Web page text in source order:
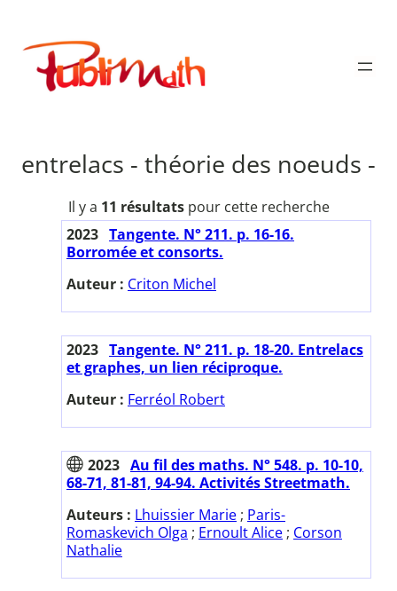
contenu
Publimath
entrelacs - théorie des noeuds -
Il y a 11 résultatspour cette recherche
2023 Tangente. N° 211. p. 16-16.
Borromée et consorts.
Auteur : Criton Michel
2023 Tangente. N° 211. p. 18-20. Entrelacs
et graphes, un lien réciproque.
Auteur : Ferréol Robert
2023 Au fil des maths. N° 548. p. 10-10,
68-71, 81-81, 94-94. Activités Streetmath.
Auteurs : Lhuissier Marie ; Paris-
Romaskevich Olga ; Ernoult Alice ; Corson
Nathalie